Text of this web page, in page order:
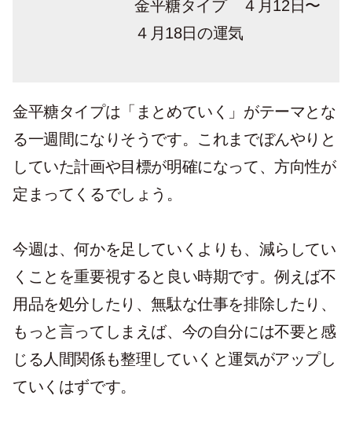
金平糖タイプ ４月12日〜
４月18日の運気
金平糖タイプは「まとめていく」がテーマとな
る一週間になりそうです。これまでぼんやりと
していた計画や目標が明確になって、方向性が
定まってくるでしょう。
今週は、何かを足していくよりも、減らしてい
くことを重要視すると良い時期です。例えば不
用品を処分したり、無駄な仕事を排除したり、
もっと言ってしまえば、今の自分には不要と感
じる人間関係も整理していくと運気がアップし
ていくはずです。